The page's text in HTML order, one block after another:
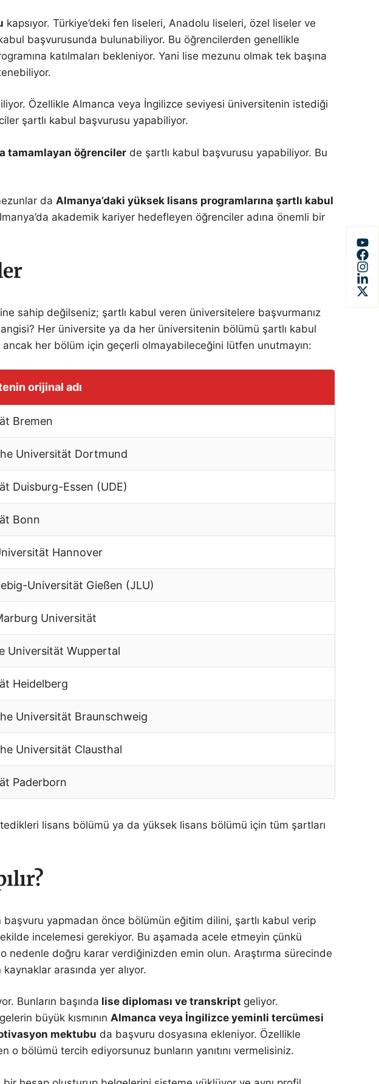
kapsıyor. Türkiye’deki fen liseleri, Anadolu liseleri, özel liseler ve
başvurusunda bulunabiliyor. Bu öğrencilerden genellikle
katılmaları bekleniyor. Yani lise mezunu olmak tek başına
Özellikle Almanca veya İngilizce seviyesi üniversitenin istediği
şartlı kabul başvurusu yapabiliyor.
tamamlayan öğrenciler de şartlı kabul başvurusu yapabiliyor. Bu
da Almanya’daki yüksek lisans programlarına şartlı kabul
akademik kariyer hedefleyen öğrenciler adına önemli bir
sahip değilseniz; şartlı kabul veren üniversitelere başvurmanız
Her üniversite ya da her üniversitenin bölümü şartlı kabul
her bölüm için geçerli olmayabileceğini lütfen unutmayın:
orijinal adı
Bremen
Universität Dortmund
Duisburg-Essen (UDE)
Bonn
Hannover
Universität Gießen (JLU)
Universität
Universität Wuppertal
Heidelberg
Universität Braunschweig
Universität Clausthal
Paderborn
lisans bölümü ya da yüksek lisans bölümü için tüm şartları
başvuru yapmadan önce bölümün eğitim dilini, şartlı kabul verip
incelemesi gerekiyor. Bu aşamada acele etmeyin çünkü
nedenle doğru karar verdiğinizden emin olun. Araştırma sürecinde
kaynaklar arasında yer alıyor.
Bunların başında lise diploması ve transkript geliyor.
büyük kısmının Almanca veya İngilizce yeminli tercümesi
mektubu da başvuru dosyasına ekleniyor. Özellikle
bölümü tercih ediyorsunuz bunların yanıtını vermelisiniz.